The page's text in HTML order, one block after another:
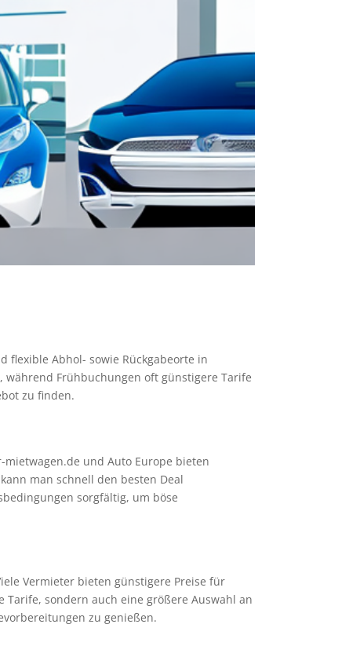
flexible Abhol- sowie Rückgabeorte in
Frühbuchungen oft günstigere Tarife
zu finden.
und Auto Europe bieten
man schnell den besten Deal
sorgfältig, um böse
Vermieter bieten günstigere Preise für
sondern auch eine größere Auswahl an
zu genießen.